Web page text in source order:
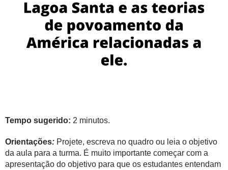
Tempo sugerido: 2 minutos.
Orientações: Projete, escreva no quadro ou leia o objetivo
da aula para a turma. É muito importante começar com a
apresentação do objetivo para que os estudantes entendam